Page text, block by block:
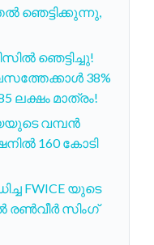
ഞെട്ടിക്കുന്നു,
ഞെട്ടിച്ചു!
38%
ലക്ഷം മാത്രം!
വമ്പൻ
160 കോടി
FWICE യുടെ
രൺവീർ സിംഗ്